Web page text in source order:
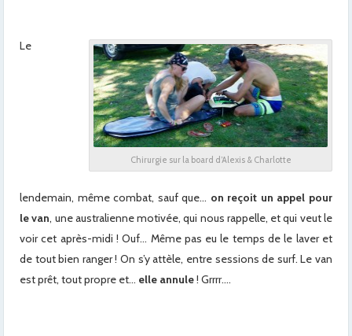
Chirurgie sur la board d’Alexis & Charlotte
Le
lendemain, même combat, sauf que… on reçoit un appel pour
le van, une australienne motivée, qui nous rappelle, et qui veut le
voir cet après-midi ! Ouf… Même pas eu le temps de le laver et
de tout bien ranger ! On s’y attèle, entre sessions de surf. Le van
est prêt, tout propre et… elle annule! Grrrr….